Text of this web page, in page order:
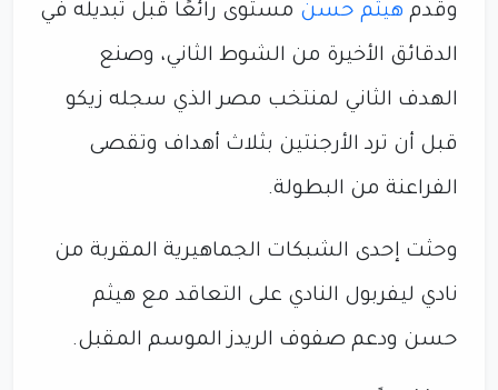
وقدم هيثم حسن مستوى رائعًا قبل تبديله في
الدقائق الأخيرة من الشوط الثاني، وصنع
الهدف الثاني لمنتخب مصر الذي سجله زيكو
قبل أن ترد الأرجنتين بثلاث أهداف وتقصى
الفراعنة من البطولة.
وحثت إحدى الشبكات الجماهيرية المقربة من
نادي ليفربول النادي على التعاقد مع هيثم
حسن ودعم صفوف الريدز الموسم المقبل.